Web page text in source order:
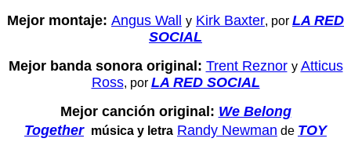
Mejor montaje: Angus Wall y Kirk Baxter, por LA RED
SOCIAL
Mejor banda sonora original: Trent Reznor y Atticus
Ross, por LA RED SOCIAL
Mejor canción original: We Belong
Together música y letra Randy Newman de TOY